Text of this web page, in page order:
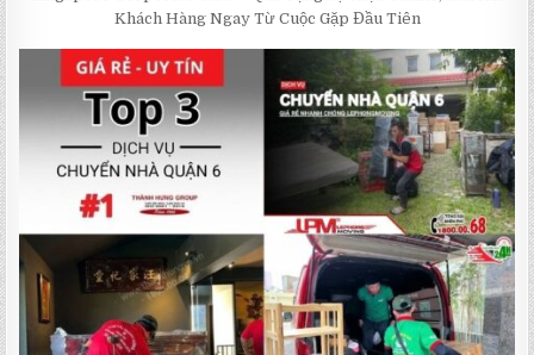
Khách Hàng Ngay Từ Cuộc Gặp Đầu Tiên